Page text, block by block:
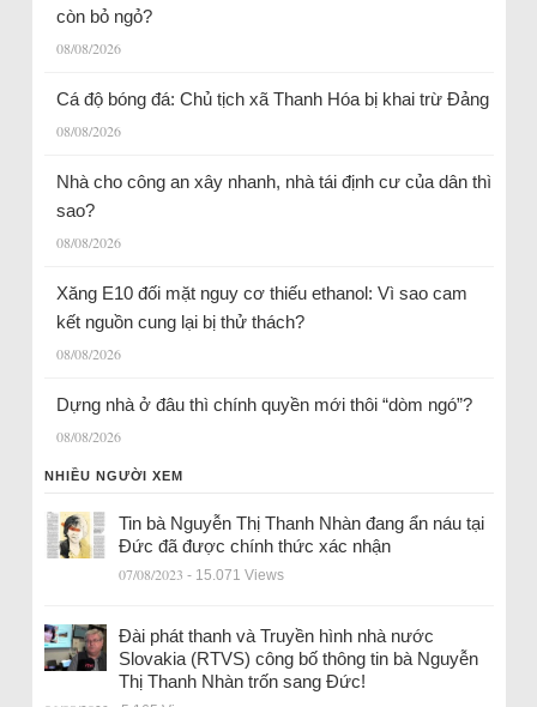
còn bỏ ngỏ?
08/08/2026
Cá độ bóng đá: Chủ tịch xã Thanh Hóa bị khai trừ Đảng
08/08/2026
Nhà cho công an xây nhanh, nhà tái định cư của dân thì
sao?
08/08/2026
Xăng E10 đối mặt nguy cơ thiếu ethanol: Vì sao cam
kết nguồn cung lại bị thử thách?
08/08/2026
Dựng nhà ở đâu thì chính quyền mới thôi “dòm ngó”?
08/08/2026
NHIỀU NGƯỜI XEM
Tin bà Nguyễn Thị Thanh Nhàn đang ẩn náu tại
Đức đã được chính thức xác nhận
07/08/2023 - 15.071 Views
Đài phát thanh và Truyền hình nhà nước
Slovakia (RTVS) công bố thông tin bà Nguyễn
Thị Thanh Nhàn trốn sang Đức!